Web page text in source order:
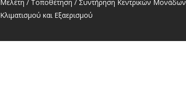
Μελέτη / Τοποθέτηση / Συντήρηση Κεντρικών Μονάδων
Κλιματισμού και Εξαερισμού